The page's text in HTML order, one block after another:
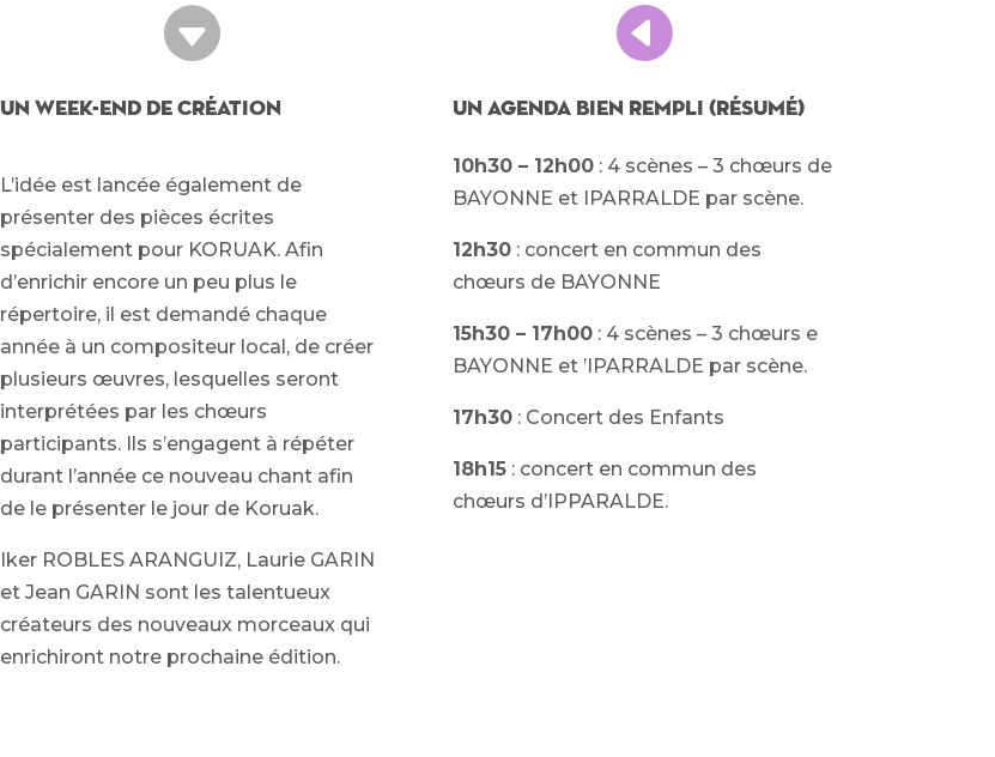

Un week-end de création
L’idée est lancée également de
présenter des pièces écrites
spécialement pour KORUAK. Afin
d’enrichir encore un peu plus le
répertoire, il est demandé chaque
année à un compositeur local, de créer
plusieurs œuvres, lesquelles seront
interprétées par les chœurs
participants. Ils s’engagent à répéter
durant l’année ce nouveau chant afin
de le présenter le jour de Koruak.
Iker ROBLES ARANGUIZ, Laurie GARIN
et Jean GARIN sont les talentueux
créateurs des nouveaux morceaux qui
enrichiront notre prochaine édition.

Un agenda bien rempli (résumé)
10h30 – 12h00: 4 scènes – 3 chœurs de
BAYONNE et IPARRALDE par scène.
12h30: concert en commun des
chœurs de BAYONNE
15h30 – 17h00: 4 scènes – 3 chœurs e
BAYONNE et ’IPARRALDE par scène.
17h30: Concert des Enfants
18h15: concert en commun des
chœurs d’IPPARALDE.